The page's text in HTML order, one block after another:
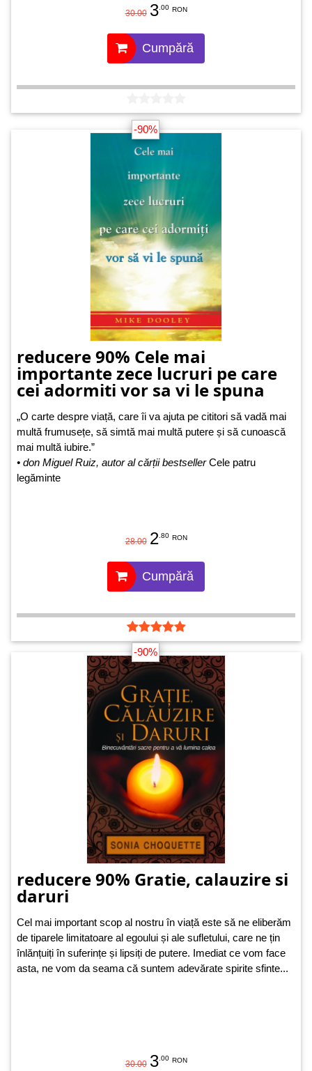
30.00 3 .00 RON
Cumpără
-90%
reducere 90% Cele mai
importante zece lucruri pe care
cei adormiti vor sa vi le spuna
„O carte despre viață, care îi va ajuta pe cititori să vadă mai
multă frumusețe, să simtă mai multă putere și să cunoască
mai multă iubire.”
• don Miguel Ruiz, autor al cărții bestsellerCele patru
legăminte
28.00 2 .80 RON
Cumpără
-90%
reducere 90% Gratie, calauzire si
daruri
Cel mai important scop al nostru în viață este să ne eliberăm
de tiparele limitatoare al egoului și ale sufletului, care ne țin
înlănțuiți în suferințe și lipsiți de putere. Imediat ce vom face
asta, ne vom da seama că suntem adevărate spirite sfinte...
30.00 3 .00 RON